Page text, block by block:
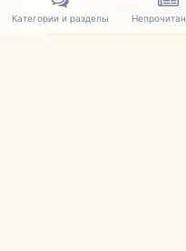
Уже
Категории и разделы